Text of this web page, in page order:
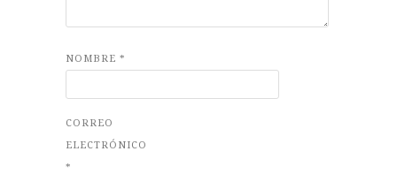
NOMBRE *
CORREO
ELECTRÓNICO
*